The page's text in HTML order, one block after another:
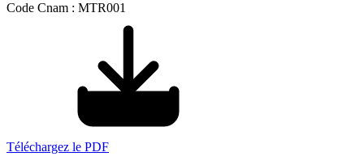
Code Cnam : MTR001
Téléchargez le PDF